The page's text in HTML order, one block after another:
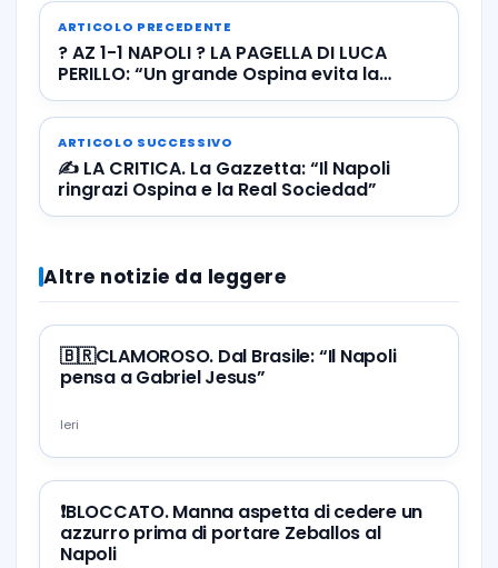
ARTICOLO PRECEDENTE
? AZ 1-1 NAPOLI ? LA PAGELLA DI LUCA
PERILLO: “Un grande Ospina evita la
disfatta”
ARTICOLO SUCCESSIVO
✍️ LA CRITICA. La Gazzetta: “Il Napoli
ringrazi Ospina e la Real Sociedad”
Altre notizie da leggere
🇧🇷CLAMOROSO. Dal Brasile: “Il Napoli
pensa a Gabriel Jesus”
Ieri
❗️BLOCCATO. Manna aspetta di cedere un
azzurro prima di portare Zeballos al
Napoli